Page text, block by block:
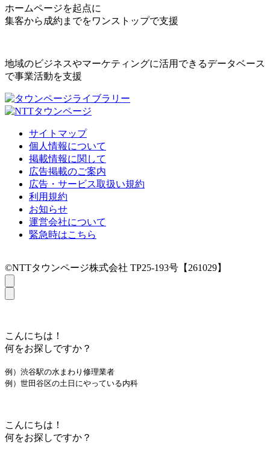
ホームページを起点に
集客から成約までをワンストップで支援
地域のビジネスやマーケティングに活用できるデータベース
で事業活動を支援
サイトマップ
個人情報について
掲載情報に関して
広告掲載のご案内
広告・サービス取扱い規約
利用規約
お知らせ
運営会社について
緊急時はこちら
©NTTタウンページ株式会社 TP25-193号【261029】
こんにちは！
何をお探しですか？
例）渋谷駅の水まわり修理業者
例）世田谷区の土日にやっている内科
こんにちは！
何をお探しですか？